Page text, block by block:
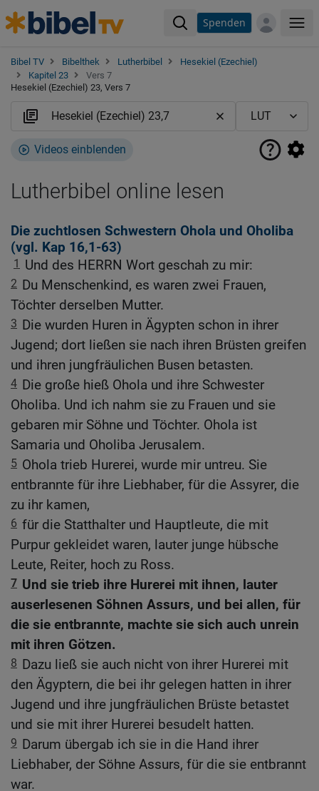
Spenden
Bibel TV Bibelthek Lutherbibel
Hesekiel (Ezechiel)
Kapitel 23
Vers 7
Hesekiel (Ezechiel) 23, Vers 7
Videos einblenden
Lutherbibel online lesen
Die zuchtlosen Schwestern Ohola und Oholiba
(vgl. Kap 16,1-63)
1 Und des HERRN Wort geschah zu mir:
2 Du Menschenkind, es waren zwei Frauen,
Töchter derselben Mutter.
3 Die wurden Huren in Ägypten schon in ihrer
Jugend; dort ließen sie nach ihren Brüsten greifen
und ihren jungfräulichen Busen betasten.
4 Die große hieß Ohola und ihre Schwester
Oholiba. Und ich nahm sie zu Frauen und sie
gebaren mir Söhne und Töchter. Ohola ist
Samaria und Oholiba Jerusalem.
5 Ohola trieb Hurerei, wurde mir untreu. Sie
entbrannte für ihre Liebhaber, für die Assyrer, die
zu ihr kamen,
6 für die Statthalter und Hauptleute, die mit
Purpur gekleidet waren, lauter junge hübsche
Leute, Reiter, hoch zu Ross.
7 Und sie trieb ihre Hurerei mit ihnen, lauter
auserlesenen Söhnen Assurs, und bei allen, für
die sie entbrannte, machte sie sich auch unrein
mit ihren Götzen.
8 Dazu ließ sie auch nicht von ihrer Hurerei mit
den Ägyptern, die bei ihr gelegen hatten in ihrer
Jugend und ihre jungfräulichen Brüste betastet
und sie mit ihrer Hurerei besudelt hatten.
9 Darum übergab ich sie in die Hand ihrer
Liebhaber, der Söhne Assurs, für die sie entbrannt
war.